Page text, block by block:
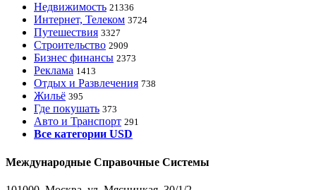
Недвижимость 21336
Интернет, Телеком 3724
Путешествия 3327
Строительство 2909
Бизнес финансы 2373
Реклама 1413
Отдых и Развлечения 738
Жильё 395
Где покушать 373
Авто и Транспорт 291
Все категории USD
Международные Справочные Системы